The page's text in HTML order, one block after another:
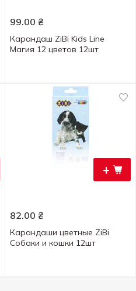
99.00 ₴
Карандаш ZiBi Kids Line
Магия 12 цветов 12шт
+
82.00 ₴
Карандаши цветные ZiBi
Собаки и кошки 12шт